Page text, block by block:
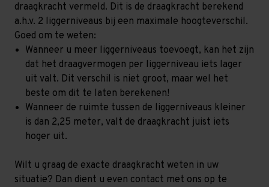
draagkracht vermeld. Dit is de draagkracht berekend
a.h.v. 2 liggerniveaus bij een maximale hoogteverschil.
Goed om te weten:
Wanneer u meer liggerniveaus toevoegt, kan het zijn
dat het draagvermogen per liggerniveau iets lager
uit valt. Dit verschil is niet groot, maar wel het
beste om dit te laten berekenen!
Wanneer de ruimte tussen de liggerniveaus kleiner
is dan 2,25 meter, valt de draagkracht juist iets
hoger uit.
Wilt u graag de exacte draagkracht weten in uw
situatie? Dan dient u even contact met ons op te